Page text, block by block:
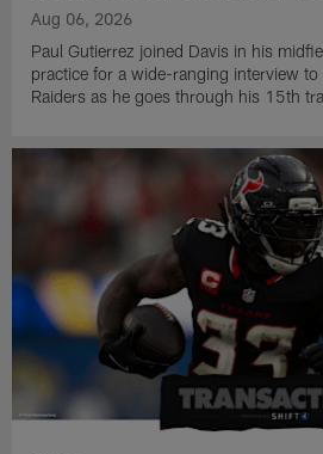
Aug 06, 2026
Paul Gutierrez joined Davis in his
practice for a wide-ranging interview
Raiders as he goes through his 15th